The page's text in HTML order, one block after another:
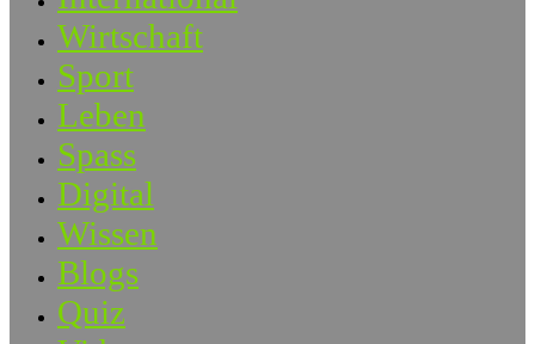
Wirtschaft
Sport
Leben
Spass
Digital
Wissen
Blogs
Quiz